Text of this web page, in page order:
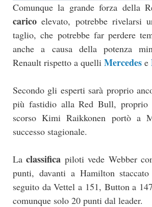
Comunque la grande forza della
carico elevato, potrebbe rivelarsi
taglio, che potrebbe far perdere
anche a causa della potenza
Renault rispetto a quelli Mercedes e
Secondo gli esperti sarà proprio
più fastidio alla Red Bull, proprio
scorso Kimi Raikkonen portò a
successo stagionale.
Laclassifica piloti vede Webber
punti, davanti a Hamilton
seguito da Vettel a 151, Button a
comunque solo 20 punti dal leader.